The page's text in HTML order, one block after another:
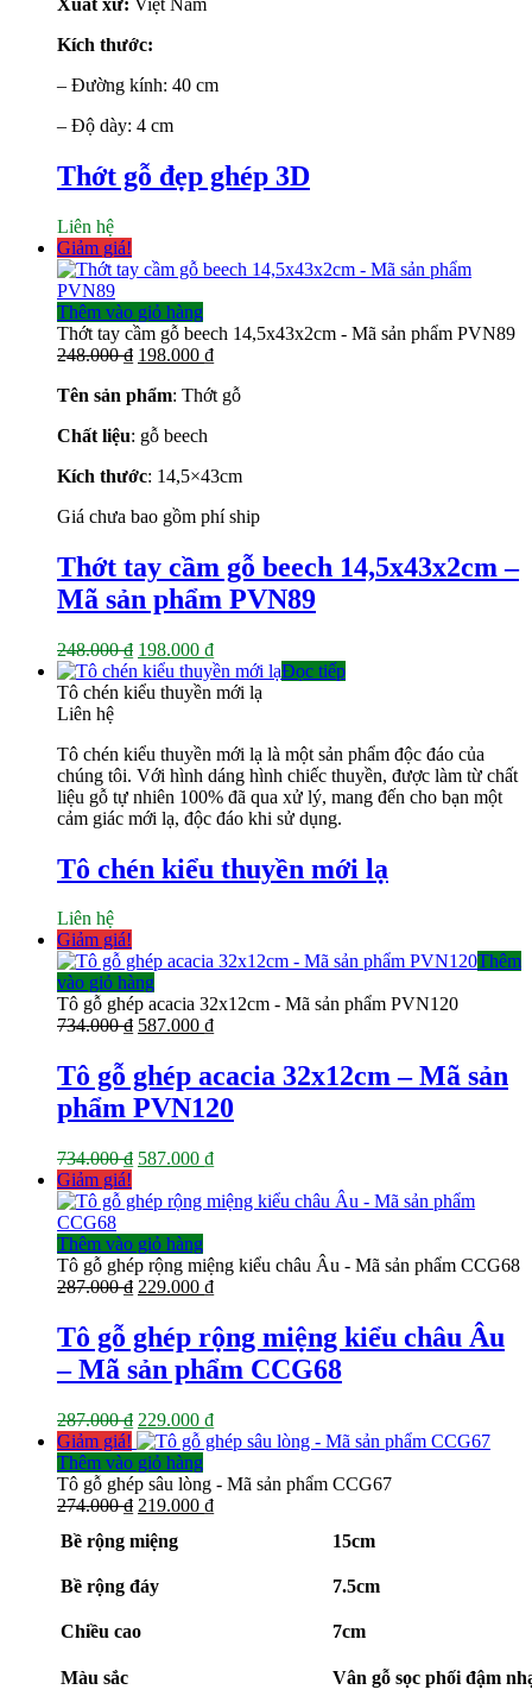
Xuất xứ: Việt Nam
Kích thước:
– Đường kính: 40 cm
– Độ dày: 4 cm
Thớt gỗ đẹp ghép 3D
Liên hệ
Giảm giá!
Thêm vào giỏ hàng
Thớt tay cầm gỗ beech 14,5x43x2cm - Mã sản phẩm PVN89
248.000₫ Giá
là:
198.000 ₫Giá
tại
Tên sản phẩm: Thớt gỗ
Chất liệu: gỗ beech
Kích thước: 14,5×43cm
Giá chưa bao gồm phí ship
Thớt tay cầm gỗ beech 14,5x43x2cm –
Mã sản phẩm PVN89
248.000₫ Giá
gốc
là:
198.000 ₫Giá
hiện
tại
Đọc tiếp
Tô chén kiểu thuyền mới lạ
Liên hệ
Tô chén kiểu thuyền mới lạ là một sản phẩm độc đáo của
chúng tôi. Với hình dáng hình chiếc thuyền, được làm từ chất
liệu gỗ tự nhiên 100% đã qua xử lý, mang đến cho bạn một
cảm giác mới lạ, độc đáo khi sử dụng.
Tô chén kiểu thuyền mới lạ
Liên hệ
Giảm giá!
Thêm
vào giỏ hàng
Tô gỗ ghép acacia 32x12cm - Mã sản phẩm PVN120
734.000₫ Giá
là:
734.000 ₫.
587.000 ₫Giá
tại
là:
587.000 ₫.
Tô gỗ ghép acacia 32x12cm – Mã sản
phẩm PVN120
734.000₫ Giá
là:
587.000 ₫Giá
tại
Giảm giá!
Thêm vào giỏ hàng
Tô gỗ ghép rộng miệng kiểu châu Âu - Mã sản phẩm CCG68
287.000₫ Giá
là:
287.000 ₫.
229.000 ₫Giá
tại
là:
229.000 ₫.
Tô gỗ ghép rộng miệng kiểu châu Âu
– Mã sản phẩm CCG68
287.000₫ Giá
gốc
là:
287.000 ₫.
229.000 ₫Giá
hiện
là:
229.000 ₫.
Giảm giá!
Thêm vào giỏ hàng
Tô gỗ ghép sâu lòng - Mã sản phẩm CCG67
274.000₫ Giá
là:
219.000 ₫Giá
Bề rộng miệng 15cm
Bề rộng đáy 7.5cm
Chiều cao 7cm
Màu sắc Vân gỗ sọc phối đậm